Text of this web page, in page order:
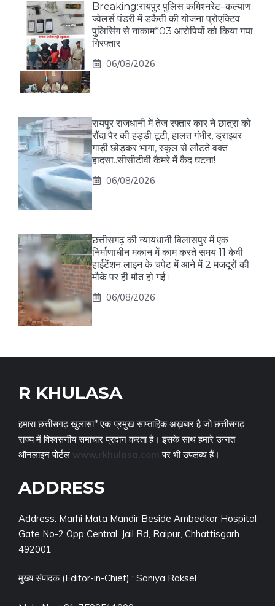
Breaking:रायपुर पुलिस कमिश्नरेट–कल्याण
ज्वेलर्स पंडरी में डकैती की योजना प्रोएक्टिव
पुलिसिंग से नाकाम*03 आरोपियों को किया गया
गिरफ्तार
06/08/2026
रायपुर राजधानी में तेज रफ्तार कार ने छात्रा को
रौंदा:पैर की हड्डी टूटी, हालत गंभीर, ड्राइवर
गाड़ी छोड़कर भागा, स्कूल से लौटते वक्त
हादसा..सीसीटीवी कैमरे में कैद घटना!
06/08/2026
छत्तीसगढ़ की न्यायधानी बिलासपुर में एक
निर्माणाधीन मकान में काम करते समय 11 केवी
हाईटेंशन लाइन के चपेट में आने में 2 मजदूरों की
मौके पर ही मौत हो गई।
06/08/2026
R KHULASA
हमारा छत्तीसगढ़ खुलासा" एक प्रमुख साप्ताहिक अख़बार है जो छत्तीसगढ़
राज्य में विश्वसनीय समाचार प्रदान करता है। इसके साथ हमारे उन्नत
ऑनलाइन पोर्टल www.rkhulasa.com पर भी उपलब्ध हैं।
ADDRESS
Address: Marhi Mata Mandir Beside Ambedkar Hospital
Gate No-2 Opp Central, Jail Rd, Raipur, Chhattisgarh
492001
मुख्य संपादक (Editor-in-Chief) : Saniya Raksel